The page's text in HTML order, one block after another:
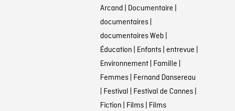
Arcand | Documentaire |
documentaires|
documentaires Web |
Éducation | Enfants| entrevue |
Environnement| Famille |
Femmes| Fernand Dansereau
| Festival | Festival de Cannes|
Fiction | Films| Films